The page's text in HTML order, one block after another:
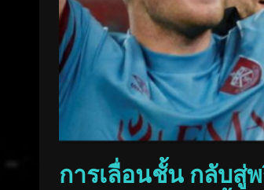
การเลื่อนชั้น กลับสู่